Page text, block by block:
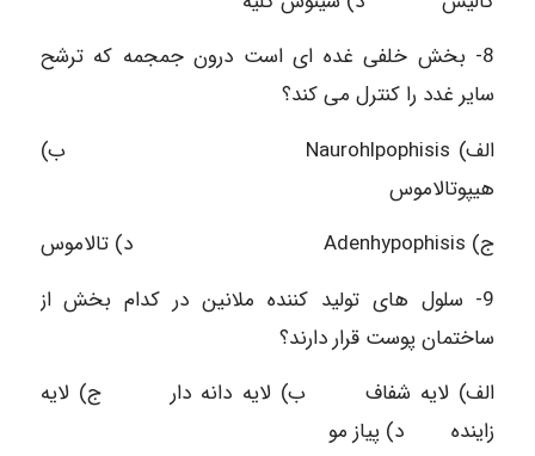
8- بخش خلفی غده ای است درون جمجمه که ترشح
سایر غدد را کنترل می کند؟
الف) Naurohlpophisis ب)
هیپوتالاموس
ج) Adenhypophisis د) تالاموس
9- سلول های تولید کننده ملانین در کدام بخش از
ساختمان پوست قرار دارند؟
الف) لایه شفاف ب) لایه دانه دار ج) لایه
زاینده د) پیاز مو